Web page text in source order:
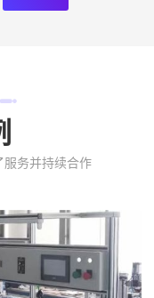
服务并持续合作